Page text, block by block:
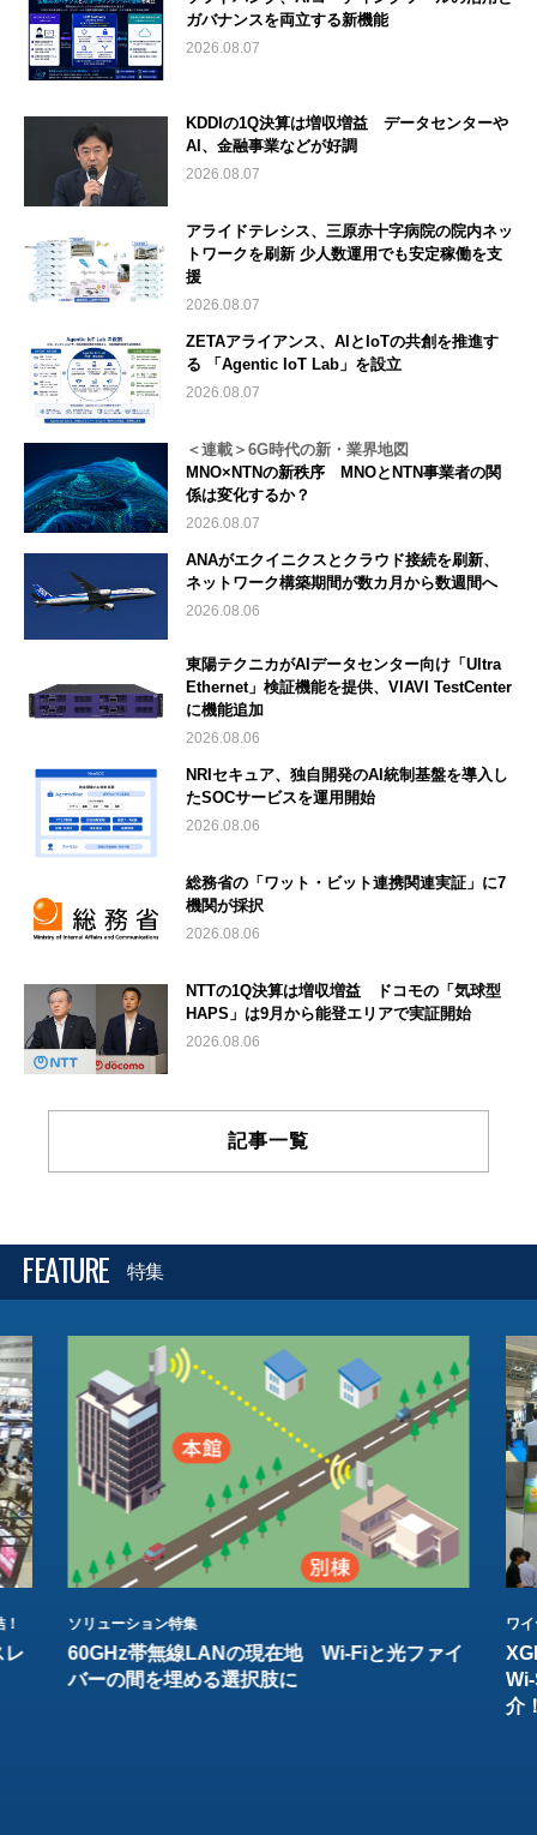
ガバナンスを両立する新機能
2026.08.07
KDDIの1Q決算は増収増益 データセンターや
AI、金融事業などが好調
2026.08.07
アライドテレシス、三原赤十字病院の院内ネッ
トワークを刷新 少人数運用でも安定稼働を支
援
2026.08.07
ZETAアライアンス、AIとIoTの共創を推進す
る 「Agentic IoT Lab」を設立
2026.08.07
＜連載＞6G時代の新・業界地図
MNO×NTNの新秩序 MNOとNTN事業者の関
係は変化するか？
2026.08.07
ANAがエクイニクスとクラウド接続を刷新、
ネットワーク構築期間が数カ月から数週間へ
2026.08.06
東陽テクニカがAIデータセンター向け「Ultra
Ethernet」検証機能を提供、VIAVI TestCenter
に機能追加
2026.08.06
NRIセキュア、独自開発のAI統制基盤を導入し
たSOCサービスを運用開始
2026.08.06
総務省の「ワット・ビット連携関連実証」に7
機関が採択
2026.08.06
NTTの1Q決算は増収増益 ドコモの「気球型
HAPS」は9月から能登エリアで実証開始
2026.08.06
記事一覧
FEATURE 特集
レ
ソリューション特集
60GHz帯無線LANの現在地 Wi-Fiと光ファイ
バーの間を埋める選択肢に
ワ
介